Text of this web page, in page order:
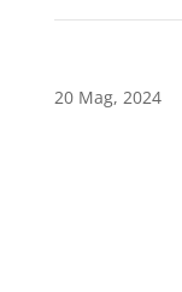
20 Mag, 2024